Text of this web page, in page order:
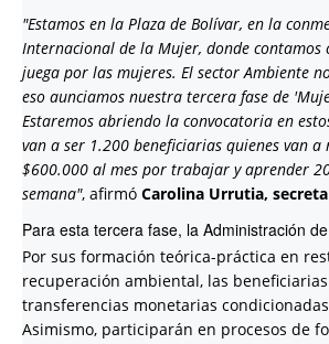
"Estamos en la Plaza de Bolívar, en la
Internacional de la Mujer, donde contamos
juega por las mujeres. El sector Ambiente
eso aunciamos nuestra tercera fase de
Estaremos abriendo la convocatoria en
van a ser 1.200 beneficiarias quienes van
$600.000 al mes por trabajar y aprender
semana", afirmó Carolina Urrutia,
Por sus formación teórica-práctica en
recuperación ambiental, las
transferencias monetarias
Asimismo, participarán en procesos de